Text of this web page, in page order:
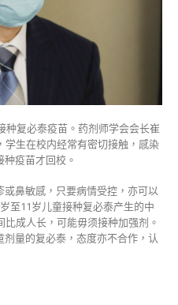
种复必泰疫苗。药剂师学会会长崔
生在校内经常有密切接触，感染
疫苗才回校。
鼻敏感，只要病情受控，亦可以
至11岁儿童接种复必泰产生的中
成人长，可能毋须接种加强剂。
量的复必泰，态度亦不合作，认